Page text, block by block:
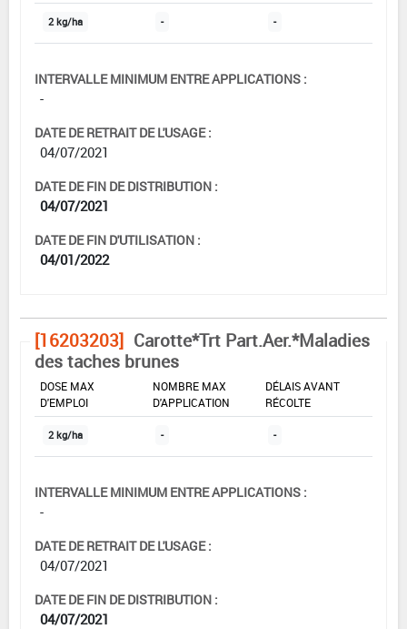
2 kg/ha - -
INTERVALLE MINIMUM ENTRE APPLICATIONS :
-
DATE DE RETRAIT DE L'USAGE :
04/07/2021
DATE DE FIN DE DISTRIBUTION :
04/07/2021
DATE DE FIN D'UTILISATION :
04/01/2022
[16203203] Carotte*Trt Part.Aer.*Maladies
des taches brunes
DOSE MAX
D'EMPLOI
NOMBRE MAX
D'APPLICATION
DÉLAIS AVANT
RÉCOLTE
2 kg/ha - -
INTERVALLE MINIMUM ENTRE APPLICATIONS :
-
DATE DE RETRAIT DE L'USAGE :
04/07/2021
DATE DE FIN DE DISTRIBUTION :
04/07/2021